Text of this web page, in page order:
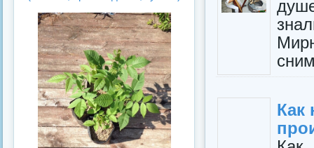
Как